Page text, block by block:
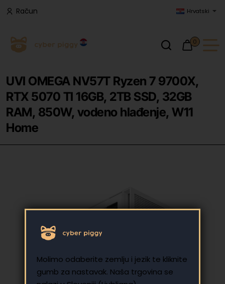
Molimo odaberite zemlju i jezik te kliknite
gumb za nastavak. Naša trgovina se
Račun Hrvatski
0
UVI OMEGA NV57T Ryzen 7 9700X,
RTX 5070 TI 16GB, 2TB SSD, 32GB
RAM, 850W, vodeno hlađenje, W11
Home